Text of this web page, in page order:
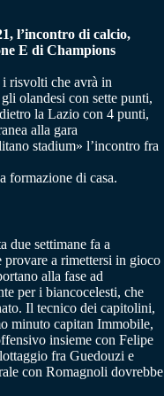
l’incontro di calcio,
E di Champions
risvolti che avrà in
olandesi con sette punti,
la Lazio con 4 punti,
alla gara
stadium» l’incontro fra
formazione di casa.
due settimane fa a
a rimettersi in gioco
alla fase ad
per i biancocelesti, che
Il tecnico dei capitolini,
minuto capitan Immobile,
insieme con Felipe
fra Guedouzi e
con Romagnoli dovrebbe